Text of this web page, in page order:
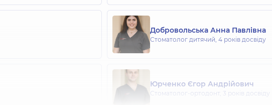
Добровольська Анна Павлівна
Стоматолог дитячий, 4 років досвіду
Юрченко Єгор Андрійович
Стоматолог-ортодонт, 3 років досвіду